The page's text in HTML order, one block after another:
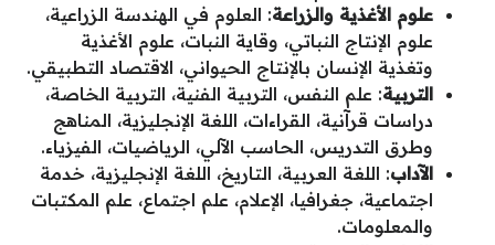
علوم الأغذية والزراعة: العلوم في الهندسة الزراعية،
علوم الإنتاج النباتي، وقاية النبات، علوم الأغذية
وتغذية الإنسان بالإنتاج الحيواني، الاقتصاد التطبيقي.
التربية: علم النفس، التربية الفنية، التربية الخاصة،
دراسات قرآنية، القراءات، اللغة الإنجليزية، المناهج
وطرق التدريس، الحاسب الآلي، الرياضيات، الفيزياء.
الآداب: اللغة العربية، التاريخ، اللغة الإنجليزية، خدمة
اجتماعية، جغرافيا، الإعلام، علم اجتماع، علم المكتبات
والمعلومات.